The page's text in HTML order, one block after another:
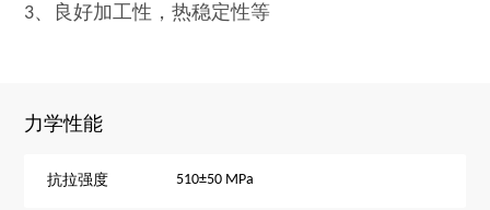
3、良好加工性，热稳定性等
力学性能
抗拉强度 510±50 MPa